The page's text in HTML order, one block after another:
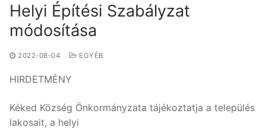
Helyi Építési Szabályzat
módosítása
2022-08-04 EGYÉB
HIRDETMÉNY
Kéked Község Önkormányzata tájékoztatja a település
lakosait, a helyi